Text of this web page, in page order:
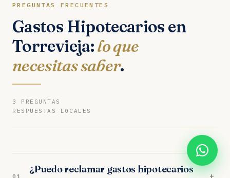
PREGUNTAS FRECUENTES
Gastos Hipotecarios en
Torrevieja:lo que
necesitas saber.
3 PREGUNTAS
RESPUESTAS LOCALES
01
¿Puedo reclamar gastos hipotecarios
+